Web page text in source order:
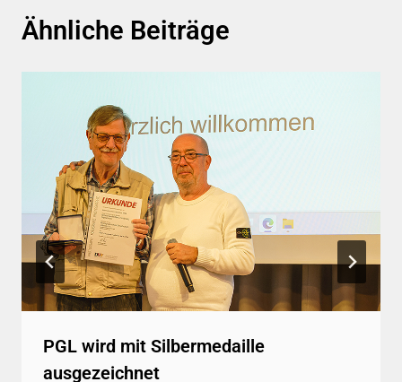
Ähnliche Beiträge
PGL wird mit Silbermedaille
ausgezeichnet